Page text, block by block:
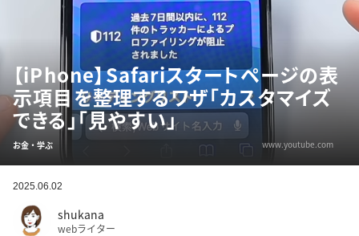
【iPhone】Safariスタートページの表
示項目を整理するワザ「カスタマイズ
できる」「見やすい」
お金・学ぶ www.youtube.com
2025.06.02
shukana
webライター